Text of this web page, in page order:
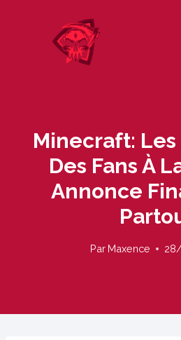
Minecraft:
Des Fans À
Annonce
Par Maxence